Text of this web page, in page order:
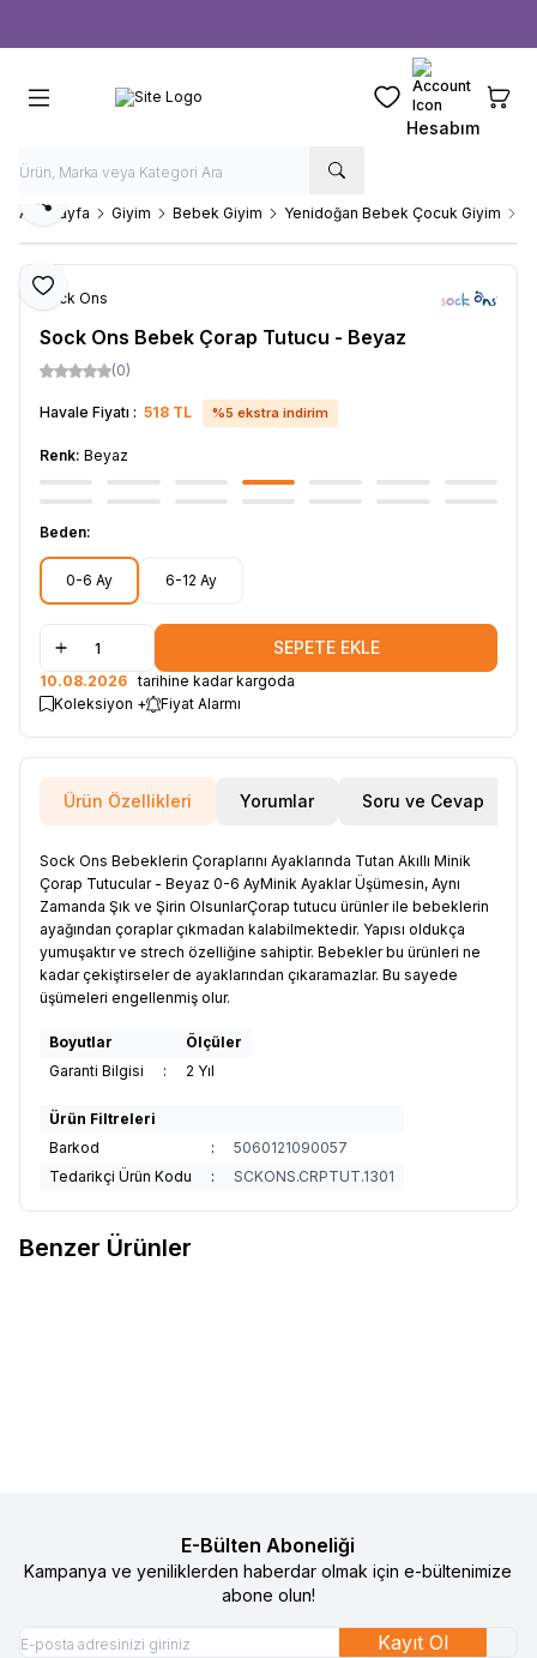
Favorilerim
Hesabım
Ana Sayfa Giyim Bebek Giyim Yenidoğan Bebek Çocuk Giyim
Favoriye Ekle
Paylaş
Sock Ons
Sock Ons Bebek Çorap Tutucu - Beyaz
(0)
Havale Fiyatı : 518 TL %5 ekstra indirim
Renk: Beyaz
Beden:
0-6 Ay 6-12 Ay
SEPETE EKLE
10.08.2026 tarihine kadar kargoda
Koleksiyon +
Fiyat Alarmı
Ürün Özellikleri Yorumlar Soru ve Cevap
Sock Ons Bebeklerin Çoraplarını Ayaklarında Tutan Akıllı Minik
Çorap Tutucular - Beyaz 0-6 AyMinik Ayaklar Üşümesin, Aynı
Zamanda Şık ve Şirin OlsunlarÇorap tutucu ürünler ile bebeklerin
ayağından çoraplar çıkmadan kalabilmektedir. Yapısı oldukça
yumuşaktır ve strech özelliğine sahiptir. Bebekler bu ürünleri ne
kadar çekiştirseler de ayaklarından çıkaramazlar. Bu sayede
üşümeleri engellenmiş olur.
Boyutlar
Ölçüler
Garanti Bilgisi
: 2 Yıl
Ürün Filtreleri
Barkod
:
5060121090057
Tedarikçi Ürün Kodu
: SCKONS.CRPTUT.1301
Benzer Ürünler
E-Bülten Aboneliği
Kampanya ve yeniliklerden haberdar olmak için e-bültenimize
abone olun!
Kayıt Ol